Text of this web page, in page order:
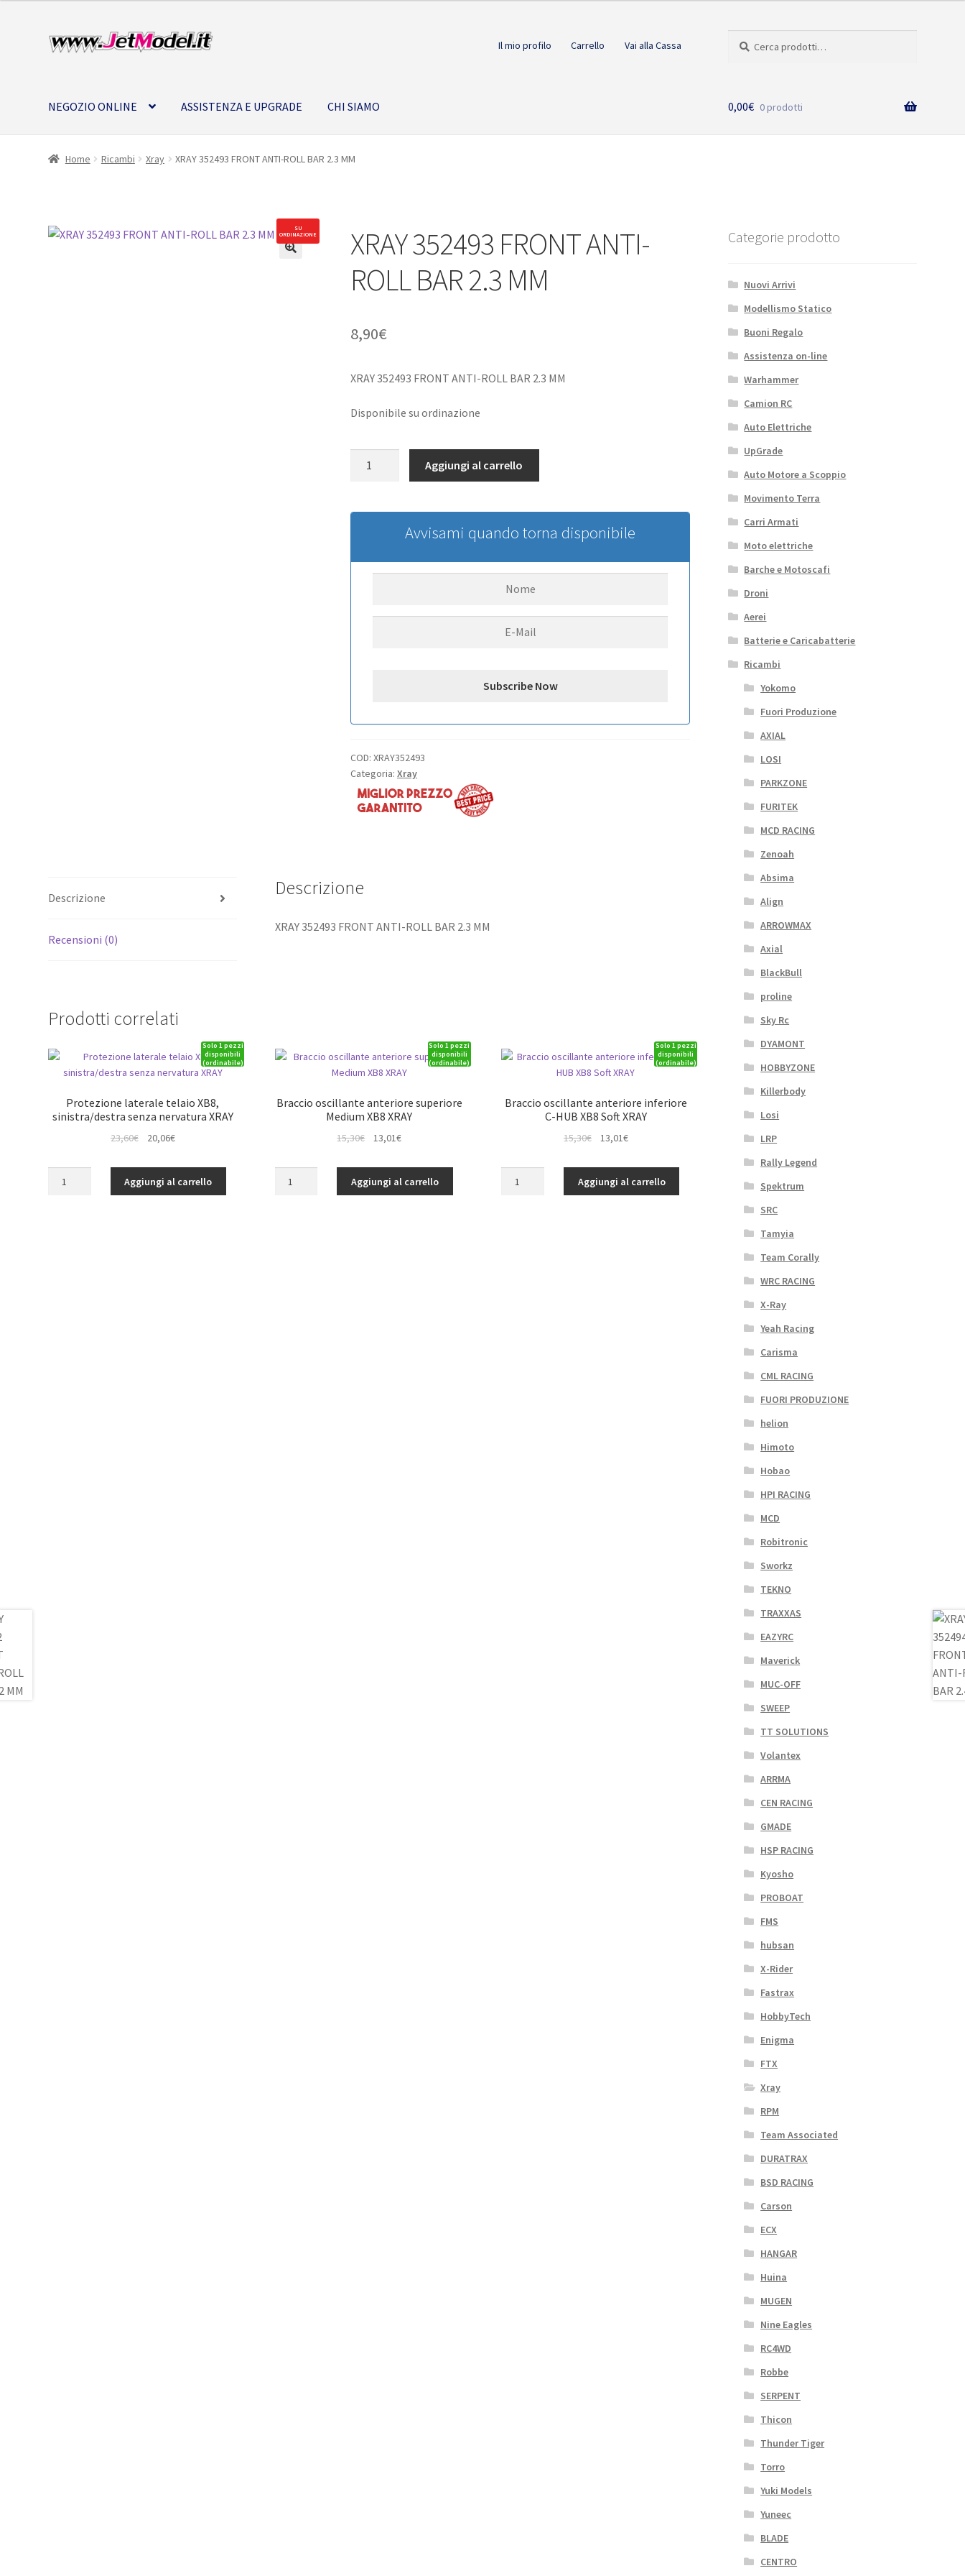
Vai
alla
Vai
al
Il mio profilo Carrello Vai alla Cassa
NEGOZIO ONLINE ASSISTENZA E UPGRADE CHI SIAMO 0,00€ 0 prodotti
Home Ricambi Xray XRAY 352493 FRONT ANTI-ROLL BAR 2.3 MM
SU
ORDINAZIONE
XRAY 352493 FRONT ANTI-
ROLL BAR 2.3 MM
8,90€
XRAY 352493 FRONT ANTI-ROLL BAR 2.3 MM
Disponibile su ordinazione
ANTI-
2.3
Aggiungi al carrello
Avvisami quando torna disponibile
COD: XRAY352493
Categoria: Xray
Descrizione
Recensioni (0)
Descrizione
XRAY 352493 FRONT ANTI-ROLL BAR 2.3 MM
Prodotti correlati
Solo 1 pezzi
disponibili
(ordinabile)
Protezione laterale telaio XB8,
sinistra/destra senza nervatura XRAY
23,60€
originale
era:
20,06€Il
attuale
è:
Aggiungi al carrello
Solo 1 pezzi
disponibili
(ordinabile)
Braccio oscillante anteriore superiore
Medium XB8 XRAY
15,30€
originale
era:
13,01€Il
attuale
è:
Aggiungi al carrello
Solo 1 pezzi
disponibili
(ordinabile)
Braccio oscillante anteriore inferiore
C-HUB XB8 Soft XRAY
15,30€
originale
era:
13,01€Il
attuale
è:
Aggiungi al carrello
Categorie prodotto
Nuovi Arrivi
Modellismo Statico
Buoni Regalo
Assistenza on-line
Warhammer
Camion RC
Auto Elettriche
UpGrade
Auto Motore a Scoppio
Movimento Terra
Carri Armati
Moto elettriche
Barche e Motoscafi
Droni
Aerei
Batterie e Caricabatterie
Ricambi
Yokomo
Fuori Produzione
AXIAL
LOSI
PARKZONE
FURITEK
MCD RACING
Zenoah
Absima
Align
ARROWMAX
Axial
BlackBull
proline
Sky Rc
DYAMONT
HOBBYZONE
Killerbody
Losi
LRP
Rally Legend
Spektrum
SRC
Tamyia
Team Corally
WRC RACING
X-Ray
Yeah Racing
Carisma
CML RACING
FUORI PRODUZIONE
helion
Himoto
Hobao
HPI RACING
MCD
Robitronic
Sworkz
TEKNO
TRAXXAS
EAZYRC
Maverick
MUC-OFF
SWEEP
TT SOLUTIONS
Volantex
ARRMA
CEN RACING
GMADE
HSP RACING
Kyosho
PROBOAT
FMS
hubsan
X-Rider
Fastrax
HobbyTech
Enigma
FTX
Xray
RPM
Team Associated
DURATRAX
BSD RACING
Carson
ECX
HANGAR
Huina
MUGEN
Nine Eagles
RC4WD
Robbe
SERPENT
Thicon
Thunder Tiger
Torro
Yuki Models
Yuneec
BLADE
CENTRO